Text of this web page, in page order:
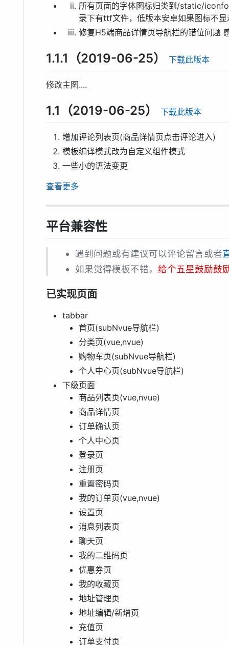
所有页面的字体图标归类到/static/
录下有ttf文件，低版本安卓如果图标不
修复H5端商品详情页导航栏的错位问题
1.1.1（2019-06-25） 下载此版本
修改主图....
1.1（2019-06-25） 下载此版本
增加评论列表页(商品详情页点击评论进入)
模板编译模式改为自定义组件模式
一些小的语法变更
查看更多
平台兼容性
遇到问题或有建议可以评论留言或者
如果觉得模板不错， 给个五星鼓励鼓
已实现页面
tabbar
首页(subNvue导航栏)
分类页(vue,nvue)
购物车页(subNvue导航栏)
个人中心页(subNvue导航栏)
下级页面
商品列表页(vue,nvue)
商品详情页
订单确认页
个人中心页
登录页
注册页
重置密码页
我的订单页(vue,nvue)
设置页
消息列表页
聊天页
我的二维码页
优惠券页
我的收藏页
地址管理页
地址编辑/新增页
充值页
订单支付页